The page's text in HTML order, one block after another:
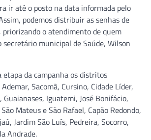
ir até o posto na data informada pelo
podemos distribuir as senhas de
priorizando o atendimento de quem
secretário municipal de Saúde, Wilson
etapa da campanha os distritos
Sacomã, Cursino, Cidade Líder,
Guaianases, Iguatemi, José Bonifácio,
Mateus e São Rafael, Capão Redondo,
Jardim São Luís, Pedreira, Socorro,
Andrade.